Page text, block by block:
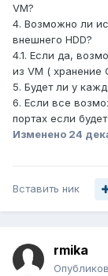
VM?
4. Возможно ли
внешнего HDD?
4.1. Если да,
из VM ( хранение
5. Будет ли у
6. Если все
портах если
Изменено 24
Вставить ник
rmika